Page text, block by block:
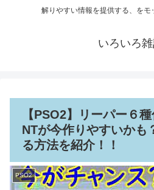
解りやすい情報を提供する、をモ
いろいろ
【PSO2】リーパー６
NTが今作りやすいかも
る方法を紹介！！
PSO2